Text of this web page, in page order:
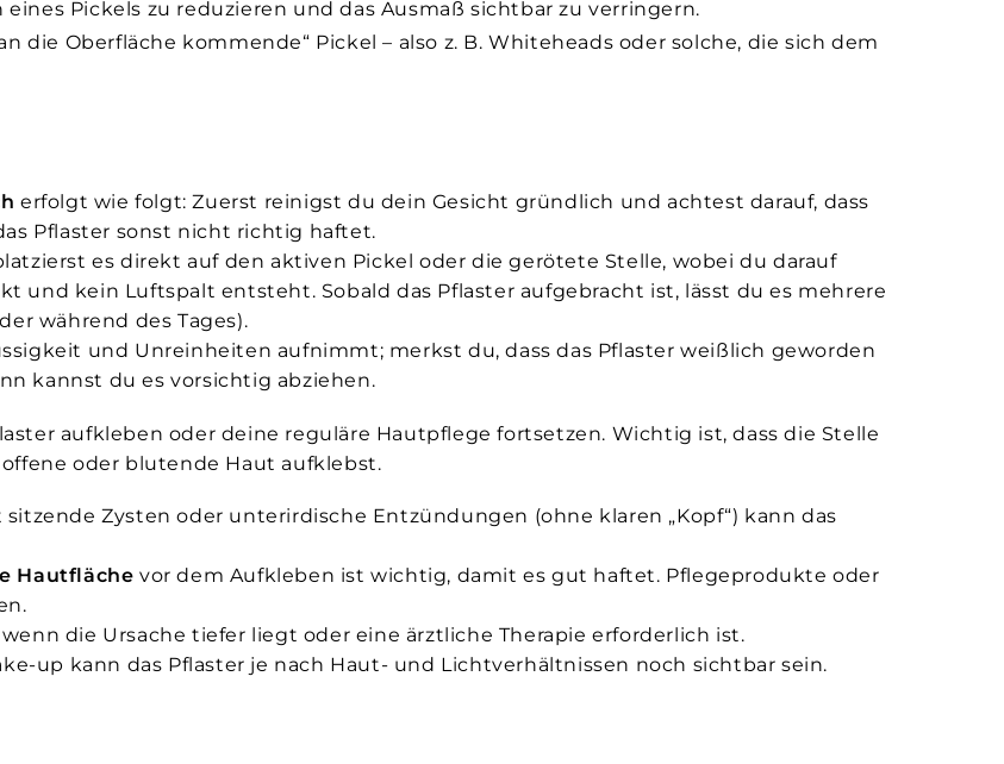
Pickels zu reduzieren und das Ausmaß sichtbar zu verringern.
die Oberfläche kommende“ Pickel – also z. B. Whiteheads oder solche, die sich dem
erfolgt wie folgt: Zuerst reinigst du dein Gesicht gründlich und achtest darauf, dass
Pflaster sonst nicht richtig haftet.
es direkt auf den aktiven Pickel oder die gerötete Stelle, wobei du darauf
und kein Luftspalt entsteht. Sobald das Pflaster aufgebracht ist, lässt du es mehrere
während des Tages).
und Unreinheiten aufnimmt; merkst du, dass das Pflaster weißlich geworden
kannst du es vorsichtig abziehen.
aufkleben oder deine reguläre Hautpflege fortsetzen. Wichtig ist, dass die Stelle
oder blutende Haut aufklebst.
Zysten oder unterirdische Entzündungen (ohne klaren „Kopf“) kann das
Hautfläche vor dem Aufkleben ist wichtig, damit es gut haftet. Pflegeprodukte oder
die Ursache tiefer liegt oder eine ärztliche Therapie erforderlich ist.
up kann das Pflaster je nach Haut- und Lichtverhältnissen noch sichtbar sein.